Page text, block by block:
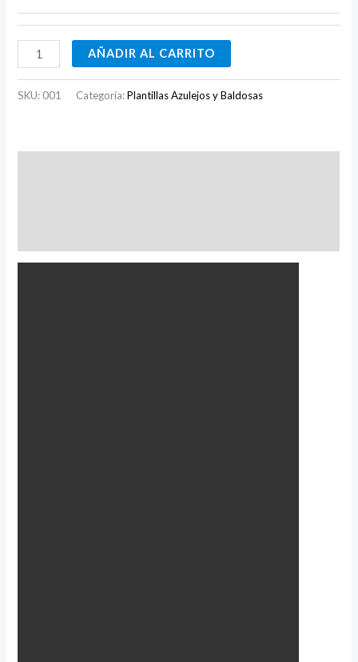
AÑADIR AL CARRITO
SKU: 001 Categoría:Plantillas Azulejos y Baldosas